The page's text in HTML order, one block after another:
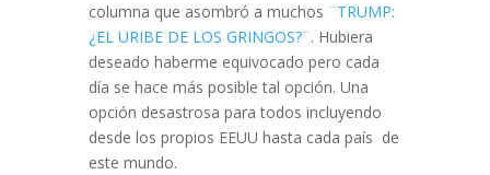
columna que asombró a muchos ¨TRUMP:
¿EL URIBE DE LOS GRINGOS?¨. Hubiera
deseado haberme equivocado pero cada
día se hace más posible tal opción. Una
opción desastrosa para todos incluyendo
desde los propios EEUU hasta cada país de
este mundo.